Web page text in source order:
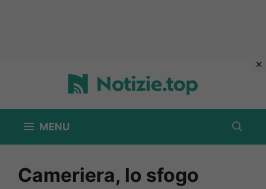
contenuto
MENU
Cameriera, lo sfogo